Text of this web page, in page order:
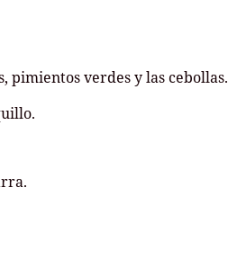
pimientos verdes y las cebollas.